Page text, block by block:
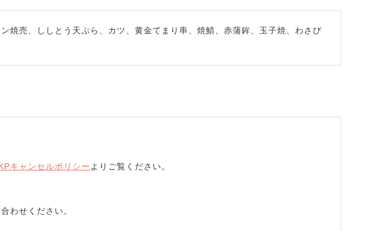
焼売、ししとう天ぷら、カツ、黄金てまり串、焼鯖、赤蒲鉾、玉子焼、わさび
キャンセルポリシー よりご覧ください。
わせください。